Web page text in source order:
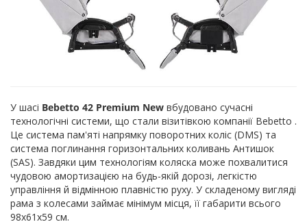
У шасі Bebetto 42 Premium New вбудовано сучасні
технологічні системи, що стали візитівкою компанії Bebetto .
Це система пам'яті напрямку поворотних коліс (DMS) та
система поглинання горизонтальних коливань Антишок
(SAS). Завдяки цим технологіям коляска може похвалитися
чудовою амортизацією на будь-якій дорозі, легкістю
управління й відмінною плавністю руху. У складеному вигляді
рама з колесами займає мінімум місця, її габарити всього
98х61х59 см.